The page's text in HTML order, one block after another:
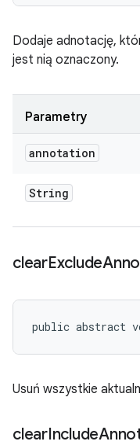
Dodaje adnotację,
jest nią oznaczony.
Parametry
annotation
String
clearExclude
public abstract
Usuń wszystkie
clearInclude